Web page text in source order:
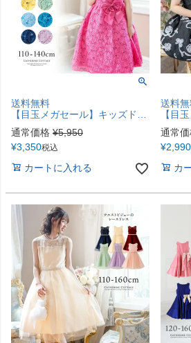
送料無料
【目玉メガセール】キッズドレス 女の子 スパンコールレース ドレス リボン 結婚式 発表会衣装 フォーマル TAK
通常価格 ¥5,950
¥3,350税込
カートに入れる
送料
【目玉メガセ
通常
¥2,990
カ